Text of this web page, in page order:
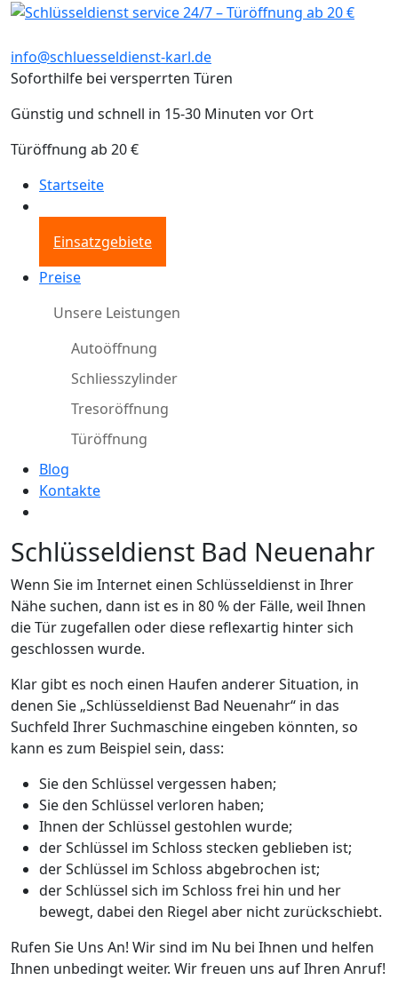
info@schluesseldienst-karl.de
Soforthilfe bei versperrten Türen
Günstig und schnell in 15-30 Minuten vor Ort
Türöffnung ab 20 €
Startseite
Einsatzgebiete
Preise
Unsere Leistungen
Autoöffnung
Schliesszylinder
Tresoröffnung
Türöffnung
Blog
Kontakte
Schlüsseldienst Bad Neuenahr
Wenn Sie im Internet einen Schlüsseldienst in Ihrer
Nähe suchen, dann ist es in 80 % der Fälle, weil Ihnen
die Tür zugefallen oder diese reflexartig hinter sich
geschlossen wurde.
Klar gibt es noch einen Haufen anderer Situation, in
denen Sie „Schlüsseldienst Bad Neuenahr“ in das
Suchfeld Ihrer Suchmaschine eingeben könnten, so
kann es zum Beispiel sein, dass:
Sie den Schlüssel vergessen haben;
Sie den Schlüssel verloren haben;
Ihnen der Schlüssel gestohlen wurde;
der Schlüssel im Schloss stecken geblieben ist;
der Schlüssel im Schloss abgebrochen ist;
der Schlüssel sich im Schloss frei hin und her
bewegt, dabei den Riegel aber nicht zurückschiebt.
Rufen Sie Uns An! Wir sind im Nu bei Ihnen und helfen
Ihnen unbedingt weiter. Wir freuen uns auf Ihren Anruf!